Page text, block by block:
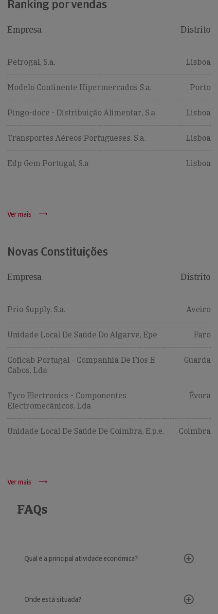
Ranking por vendas
Empresa Distrito
Petrogal, S.a. Lisboa
Modelo Continente Hipermercados S.a. Porto
Pingo-doce - Distribuição Alimentar, S.a. Lisboa
Transportes Aéreos Portugueses, S.a. Lisboa
Edp Gem Portugal, S.a Lisboa
Ver mais
Novas Constituições
Empresa Distrito
Prio Supply, S.a. Aveiro
Unidade Local De Saúde Do Algarve, Epe Faro
Coficab Portugal - Companhia De Fios E
Cabos, Lda
Guarda
Tyco Electronics - Componentes
Electromecânicos, Lda
Évora
Unidade Local De Saúde De Coimbra, E.p.e. Coimbra
Ver mais
FAQs
Qual é a principal atividade económica?
Onde está situada?